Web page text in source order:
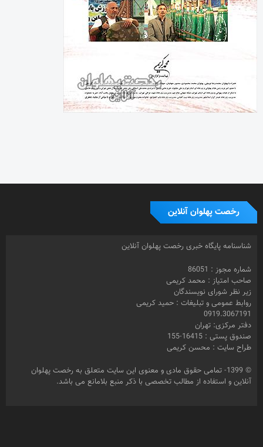
رخصت پهلوان آنلاین
شناسنامه پایگاه خبری رخصت پهلوان آنلاین
شماره مجوز : 86051
صاحب امتیاز : محمد کریمی
زیر نظر شورای نویسندگان
روابط عمومی و تبلیغات : حمید کریمی
0919.3067191
دفتر مرکزی: تهران
صندوق پستی : 16415-155
طراح سایت : محسن کریمی
© 1399- تمامی حقوق مادی و معنوی این سایت متعلق به رخصت پهلوان
آنلاین و استفاده از مطالب تخصصی با ذکر منبع بلامانع می باشد.